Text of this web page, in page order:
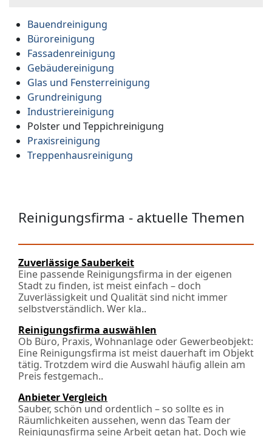
Bauendreinigung
Büroreinigung
Fassadenreinigung
Gebäudereinigung
Glas und Fensterreinigung
Grundreinigung
Industriereinigung
Polster und Teppichreinigung
Praxisreinigung
Treppenhausreinigung
Reinigungsfirma - aktuelle Themen
Zuverlässige Sauberkeit
Eine passende Reinigungsfirma in der eigenen
Stadt zu finden, ist meist einfach – doch
Zuverlässigkeit und Qualität sind nicht immer
selbstverständlich. Wer kla..
Reinigungsfirma auswählen
Ob Büro, Praxis, Wohnanlage oder Gewerbeobjekt:
Eine Reinigungsfirma ist meist dauerhaft im Objekt
tätig. Trotzdem wird die Auswahl häufig allein am
Preis festgemach..
Anbieter Vergleich
Sauber, schön und ordentlich – so sollte es in
Räumlichkeiten aussehen, wenn das Team der
Reinigungsfirma seine Arbeit getan hat. Doch wie